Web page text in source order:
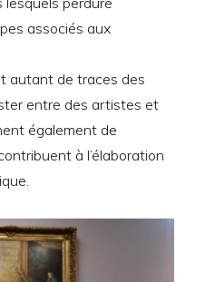
associés aux
autant de traces des
entre des artistes et
également de
à l’élaboration